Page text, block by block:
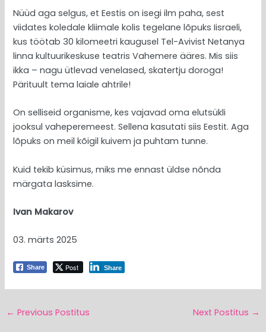
Nüüd aga selgus, et Eestis on isegi ilm paha, sest
viidates koledale kliimale kolis tegelane lõpuks Iisraeli,
kus töötab 30 kilomeetri kaugusel Tel-Avivist Netanya
linna kultuurikeskuse teatris Vahemere ääres. Mis siis
ikka – nagu ütlevad venelased, skatertju doroga!
Pärituult tema laiale ahtrile!
On selliseid organisme, kes vajavad oma elutsükli
jooksul vaheperemeest. Sellena kasutati siis Eestit. Aga
lõpuks on meil kõigil kuivem ja puhtam tunne.
Kuid tekib küsimus, miks me ennast üldse nõnda
märgata lasksime.
Ivan Makarov
03. märts 2025
Share Post Share
← Previous Postitus Next Postitus →